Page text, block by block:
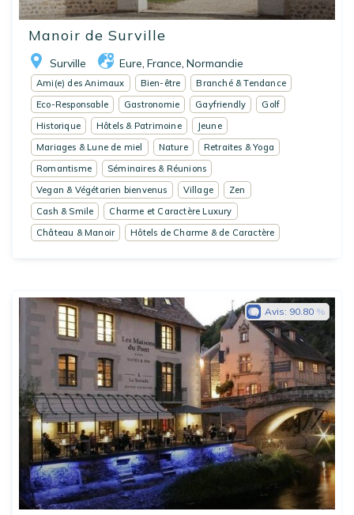
Manoir de Surville
Surville Eure France Normandie
Ami(e) des Animaux Bien-être
Branché & Tendance
Eco-Responsable
Gastronomie Gayfriendly
Golf
Historique
Hôtels & Patrimoine
Jeune
Mariages & Lune de miel
Nature
Retraites & Yoga
Romantisme
Séminaires & Réunions
Vegan & Végétarien bienvenus
Village
Zen
Cash & Smile
Charme et Caractère Luxury
Château & Manoir
Hôtels de Charme & de Caractère
Avis: 90.80